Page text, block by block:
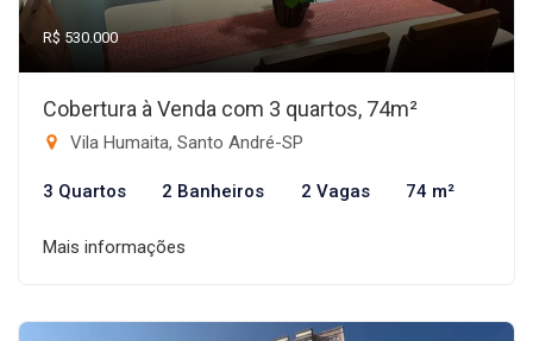
R$ 530.000
Cobertura à Venda com 3 quartos, 74m²
Vila Humaita, Santo André-SP
3 Quartos 2 Banheiros 2 Vagas 74 m²
Mais informações